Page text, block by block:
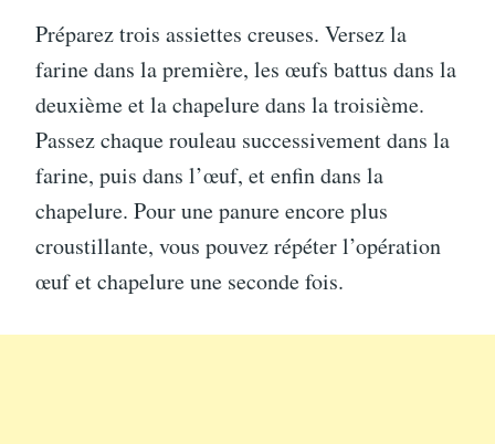
Préparez trois assiettes creuses. Versez la
farine dans la première, les œufs battus dans la
deuxième et la chapelure dans la troisième.
Passez chaque rouleau successivement dans la
farine, puis dans l’œuf, et enfin dans la
chapelure. Pour une panure encore plus
croustillante, vous pouvez répéter l’opération
œuf et chapelure une seconde fois.